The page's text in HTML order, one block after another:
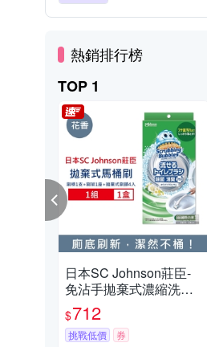
熱銷排行榜
TOP 1
日本SC Johnson莊臣-
免沾手拋棄式濃縮洗劑
馬桶刷清潔組1盒(刷柄1
支+刷架1座+水溶性刷頭
4入) 2款可選
$712
挑戰低價 券